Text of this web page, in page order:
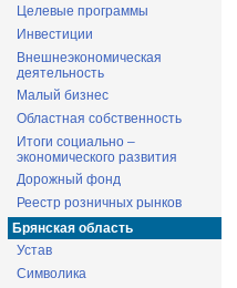
Целевые программы
Инвестиции
Внешнеэкономическая
деятельность
Малый бизнес
Областная собственность
Итоги социально –
экономического развития
Дорожный фонд
Реестр розничных рынков
Брянская область
Устав
Символика